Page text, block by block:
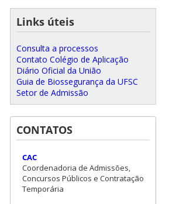
Links úteis
Consulta a processos
Contato Colégio de Aplicação
Diário Oficial da União
Guia de Biossegurança da UFSC
Setor de Admissão
CONTATOS
CAC
Coordenadoria de Admissões,
Concursos Públicos e Contratação
Temporária